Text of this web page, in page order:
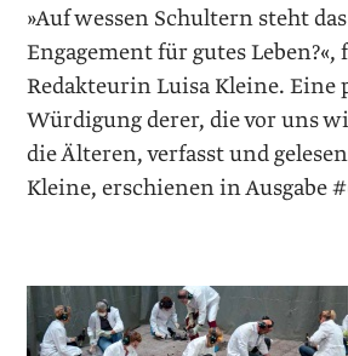
»Auf wessen Schultern steht
Engagement für gutes Leben?«,
Redakteurin Luisa Kleine. Eine
Würdigung derer, die vor uns
die Älteren, verfasst und
Kleine, erschienen in Ausgabe